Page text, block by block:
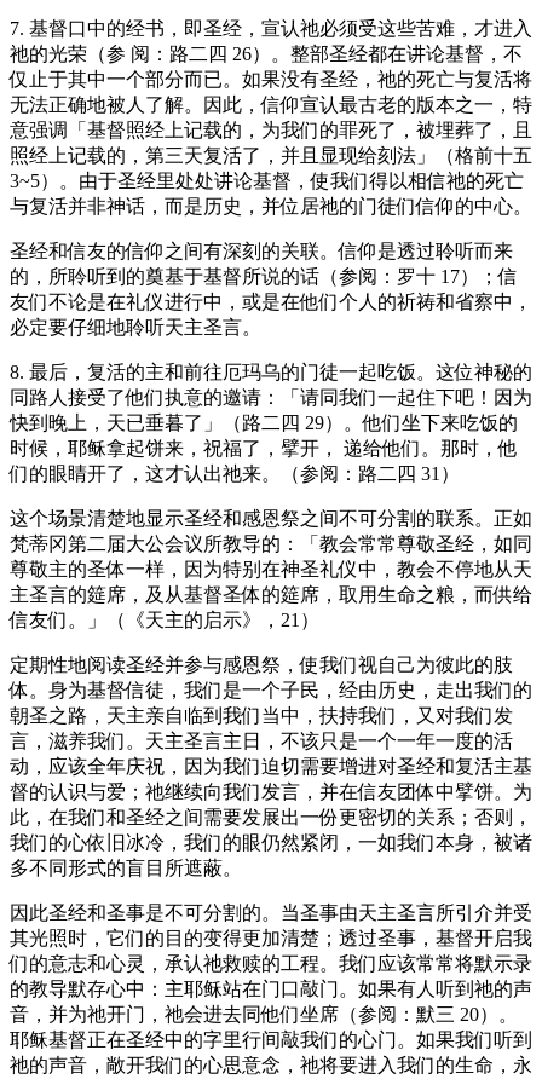
7. 基督口中的经书，即圣经，宣认祂必须受这些苦难，才进入
祂的光荣（参 阅：路二四 26）。整部圣经都在讲论基督，不
仅止于其中一个部分而已。如果没有圣经，祂的死亡与复活将
无法正确地被人了解。因此，信仰宣认最古老的版本之一，特
意强调「基督照经上记载的，为我们的罪死了，被埋葬了，且
照经上记载的，第三天复活了，并且显现给刻法」（格前十五
3~5）。由于圣经里处处讲论基督，使我们得以相信祂的死亡
与复活并非神话，而是历史，并位居祂的门徒们信仰的中心。
圣经和信友的信仰之间有深刻的关联。信仰是透过聆听而来
的，所聆听到的奠基于基督所说的话（参阅：罗十 17）；信
友们不论是在礼仪进行中，或是在他们个人的祈祷和省察中，
必定要仔细地聆听天主圣言。
8. 最后，复活的主和前往厄玛乌的门徒一起吃饭。这位神秘的
同路人接受了他们执意的邀请：「请同我们一起住下吧！因为
快到晚上，天已垂暮了」（路二四 29）。他们坐下来吃饭的
时候，耶稣拿起饼来，祝福了，擘开， 递给他们。那时，他
们的眼睛开了，这才认出祂来。（参阅：路二四 31）
这个场景清楚地显示圣经和感恩祭之间不可分割的联系。正如
梵蒂冈第二届大公会议所教导的：「教会常常尊敬圣经，如同
尊敬主的圣体一样，因为特别在神圣礼仪中，教会不停地从天
主圣言的筵席，及从基督圣体的筵席，取用生命之粮，而供给
信友们。」（《天主的启示》，21）
定期性地阅读圣经并参与感恩祭，使我们视自己为彼此的肢
体。身为基督信徒，我们是一个子民，经由历史，走出我们的
朝圣之路，天主亲自临到我们当中，扶持我们，又对我们发
言，滋养我们。天主圣言主日，不该只是一个一年一度的活
动，应该全年庆祝，因为我们迫切需要增进对圣经和复活主基
督的认识与爱；祂继续向我们发言，并在信友团体中擘饼。为
此，在我们和圣经之间需要发展出一份更密切的关系；否则，
我们的心依旧冰冷，我们的眼仍然紧闭，一如我们本身，被诸
多不同形式的盲目所遮蔽。
因此圣经和圣事是不可分割的。当圣事由天主圣言所引介并受
其光照时，它们的目的变得更加清楚；透过圣事，基督开启我
们的意志和心灵，承认祂救赎的工程。我们应该常常将默示录
的教导默存心中：主耶稣站在门口敲门。如果有人听到祂的声
音，并为祂开门，祂会进去同他们坐席（参阅：默三 20）。
耶稣基督正在圣经中的字里行间敲我们的心门。如果我们听到
祂的声音，敞开我们的心思意念，祂将要进入我们的生命，永